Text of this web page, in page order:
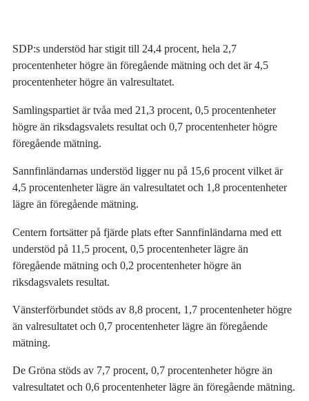
SDP:s understöd har stigit till 24,4 procent, hela 2,7
procentenheter högre än föregående mätning och det är 4,5
procentenheter högre än valresultatet.
Samlingspartiet är tvåa med 21,3 procent, 0,5 procentenheter
högre än riksdagsvalets resultat och 0,7 procentenheter högre
föregående mätning.
Sannfinländarnas understöd ligger nu på 15,6 procent vilket är
4,5 procentenheter lägre än valresultatet och 1,8 procentenheter
lägre än föregående mätning.
Centern fortsätter på fjärde plats efter Sannfinländarna med ett
understöd på 11,5 procent, 0,5 procentenheter lägre än
föregående mätning och 0,2 procentenheter högre än
riksdagsvalets resultat.
Vänsterförbundet stöds av 8,8 procent, 1,7 procentenheter högre
än valresultatet och 0,7 procentenheter lägre än föregående
mätning.
De Gröna stöds av 7,7 procent, 0,7 procentenheter högre än
valresultatet och 0,6 procentenheter lägre än föregående mätning.